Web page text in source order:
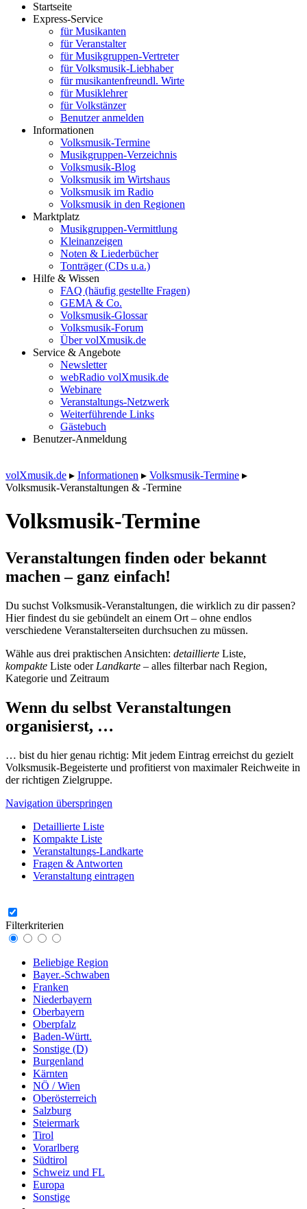
Startseite
Express-Service
für Musikanten
für Veranstalter
für Musikgruppen-Vertreter
für Volksmusik-Liebhaber
für musikantenfreundl. Wirte
für Musiklehrer
für Volkstänzer
Benutzer anmelden
Informationen
Volksmusik-Termine
Musikgruppen-Verzeichnis
Volksmusik-Blog
Volksmusik im Wirtshaus
Volksmusik im Radio
Volksmusik in den Regionen
Marktplatz
Musikgruppen-Vermittlung
Kleinanzeigen
Noten & Liederbücher
Tonträger (CDs u.a.)
Hilfe & Wissen
FAQ (häufig gestellte Fragen)
GEMA & Co.
Volksmusik-Glossar
Volksmusik-Forum
Über volXmusik.de
Service & Angebote
Newsletter
webRadio volXmusik.de
Webinare
Veranstaltungs-Netzwerk
Weiterführende Links
Gästebuch
Benutzer-Anmeldung
volXmusik.de ▸ Informationen ▸ Volksmusik-Termine ▸
Volksmusik-Veranstaltungen & -Termine
Volksmusik-Termine
Veranstaltungen finden oder bekannt
machen – ganz einfach!
Du suchst Volksmusik-Veranstaltungen, die wirklich zu dir passen?
Hier findest du sie gebündelt an einem Ort – ohne endlos
verschiedene Veranstalterseiten durchsuchen zu müssen.
Wähle aus drei praktischen Ansichten: detaillierte Liste,
kompakte Liste oder Landkarte – alles filterbar nach Region,
Kategorie und Zeitraum
Wenn du selbst Veranstaltungen
organisierst, …
… bist du hier genau richtig: Mit jedem Eintrag erreichst du gezielt
Volksmusik-Begeisterte und profitierst von maximaler Reichweite in
der richtigen Zielgruppe.
Navigation überspringen
Detaillierte Liste
Kompakte Liste
Veranstaltungs-Landkarte
Fragen & Antworten
Veranstaltung eintragen
Filterkriterien
Beliebige Region
Bayer.-Schwaben
Franken
Niederbayern
Oberbayern
Oberpfalz
Baden-Württ.
Sonstige (D)
Burgenland
Kärnten
NÖ / Wien
Oberösterreich
Salzburg
Steiermark
Tirol
Vorarlberg
Südtirol
Schweiz und FL
Europa
Sonstige